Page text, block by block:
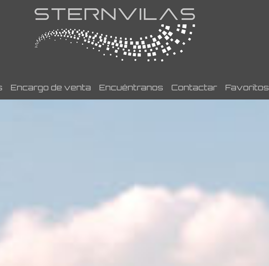
Encargo de venta Encuéntranos Contactar Favoritos